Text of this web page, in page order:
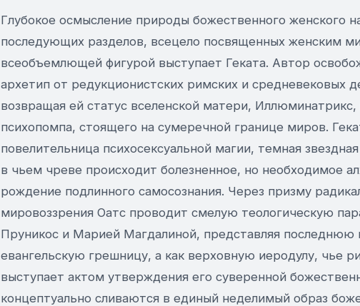
Глубокое осмысление природы божественного женского
последующих разделов, всецело посвященных женским
всеобъемлющей фигурой выступает Геката. Автор
архетип от редукционистских римских и средневековых
возвращая ей статус вселенской матери,
психопомпа, стоящего на сумеречной границе миров.
повелительница психосексуальной магии, темная
в чьем чреве происходит болезненное, но необходимое
рождение подлинного самосознания. Через призму
мировоззрения Оатс проводит смелую теологическую
Пруникос и Марией Магдалиной, представляя последнюю
евангельскую грешницу, а как верховную иеродулу, чье
выступает актом утверждения его суверенной
концептуально сливаются в единый неделимый образ